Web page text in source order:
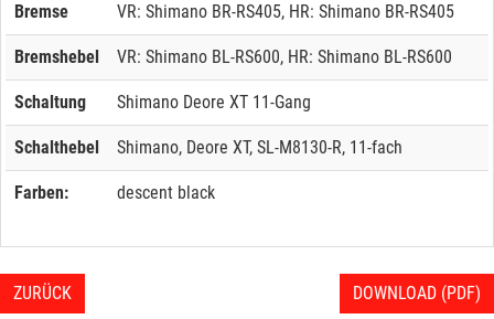
Bremse VR: Shimano BR-RS405, HR: Shimano BR-RS405
Bremshebel VR: Shimano BL-RS600, HR: Shimano BL-RS600
Schaltung Shimano Deore XT 11-Gang
Schalthebel Shimano, Deore XT, SL-M8130-R, 11-fach
Farben: descent black
ZURÜCK DOWNLOAD (PDF)